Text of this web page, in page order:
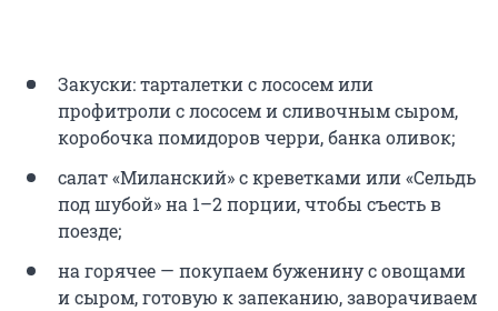
Закуски: тарталетки с лососем или
профитроли с лососем и сливочным сыром,
коробочка помидоров черри, банка оливок;
салат «Миланский» с креветками или «Сельдь
под шубой» на 1–2 порции, чтобы съесть в
поезде;
на горячее — покупаем буженину с овощами
и сыром, готовую к запеканию, заворачиваем